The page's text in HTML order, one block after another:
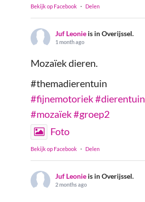
Bekijk op Facebook · Delen
Juf Leonie is in Overijssel.
1 month ago
Mozaïek dieren.
#themadierentuin
#fijnemotoriek#dierentuin
#mozaïek#groep2
Foto
Bekijk op Facebook · Delen
Juf Leonie is in Overijssel.
2 months ago